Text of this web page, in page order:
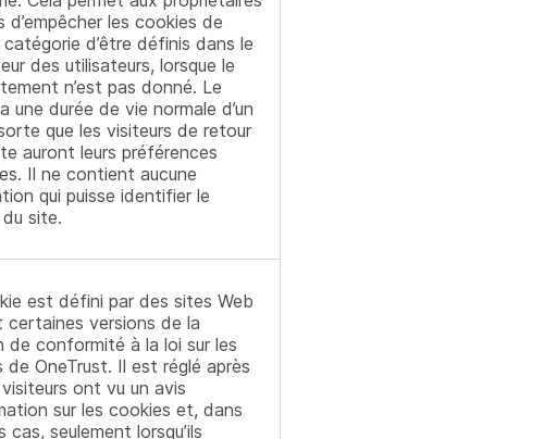
d’empêcher les cookies de
d’être définis dans le
des utilisateurs, lorsque le
n’est pas donné. Le
une durée de vie normale d’un
que les visiteurs de retour
auront leurs préférences
Il ne contient aucune
qui puisse identifier le
site.
est défini par des sites Web
certaines versions de la
de conformité à la loi sur les
de OneTrust. Il est réglé après
ont vu un avis
sur les cookies et, dans
cas, seulement lorsqu’ils